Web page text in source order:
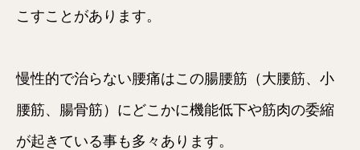
こすことがあります。
慢性的で治らない腰痛はこの腸腰筋（大腰筋、小
腰筋、腸骨筋）にどこかに機能低下や筋肉の委縮
が起きている事も多々あります。